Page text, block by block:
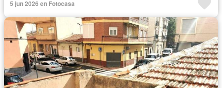
5 jun 2026 en Fotocasa